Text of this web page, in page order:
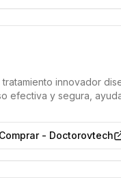
tratamiento innovador
efectiva y segura,
natural promueve
sin comprometer el
Comprar- Doctorovtech